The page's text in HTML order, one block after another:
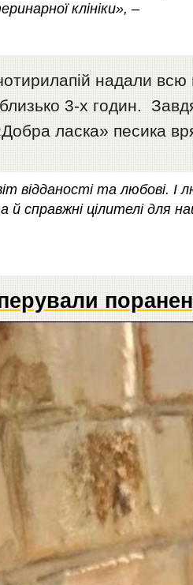
клініки», –
надали
3-х годин.
ласка» песика
відданості та любові.
а й справжні цілителі для